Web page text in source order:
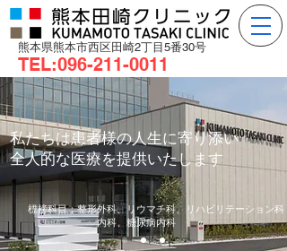
​熊本県熊本市西区田崎2丁目5番30号
TEL:096-211-0011
私たちは患者様の人生に寄り添い
全人的な医療を提供いたします
標榜科目：整形外科、リウマチ科、リハビリテーション科
内科、糖尿病内科